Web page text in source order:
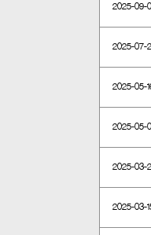
2025-09-
2025-07-
2025-05-
2025-05-
2025-03-
2025-03-